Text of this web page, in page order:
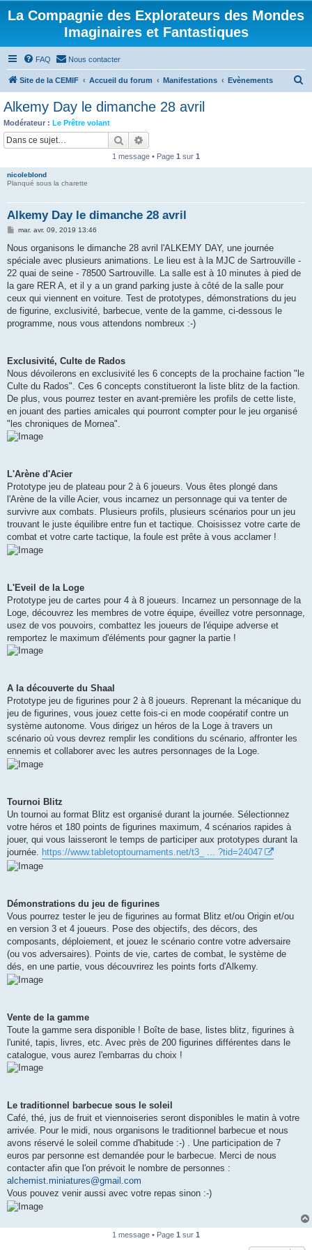
La Compagnie des Explorateurs des Mondes
Imaginaires et Fantastiques
FAQ Nous contacter
Site de la CEMIF Accueil du forum Manifestations Evènements
Alkemy Day le dimanche 28 avril
Modérateur : Le Prêtre volant
Rechercher
1 message • Page 1 sur 1
nicoleblond
Planqué sous la charette
Alkemy Day le dimanche 28 avril
M
s
a
g
mar. avr. 09, 2019 13:46
Nous organisons le dimanche 28 avril l'ALKEMY DAY, une journée
spéciale avec plusieurs animations. Le lieu est à la MJC de Sartrouville -
22 quai de seine - 78500 Sartrouville. La salle est à 10 minutes à pied de
la gare RER A, et il y a un grand parking juste à côté de la salle pour
ceux qui viennent en voiture. Test de prototypes, démonstrations du jeu
de figurine, exclusivité, barbecue, vente de la gamme, ci-dessous le
programme, nous vous attendons nombreux :-)
Exclusivité, Culte de Rados
Nous dévoilerons en exclusivité les 6 concepts de la prochaine faction "le
Culte du Rados". Ces 6 concepts constitueront la liste blitz de la faction.
De plus, vous pourrez tester en avant-première les profils de cette liste,
en jouant des parties amicales qui pourront compter pour le jeu organisé
"les chroniques de Mornea".
L'Arène d'Acier
Prototype jeu de plateau pour 2 à 6 joueurs. Vous êtes plongé dans
l'Arène de la ville Acier, vous incarnez un personnage qui va tenter de
survivre aux combats. Plusieurs profils, plusieurs scénarios pour un jeu
trouvant le juste équilibre entre fun et tactique. Choisissez votre carte de
combat et votre carte tactique, la foule est prête à vous acclamer !
L'Eveil de la Loge
Prototype jeu de cartes pour 4 à 8 joueurs. Incarnez un personnage de la
Loge, découvrez les membres de votre équipe, éveillez votre personnage,
usez de vos pouvoirs, combattez les joueurs de l'équipe adverse et
remportez le maximum d'éléments pour gagner la partie !
A la découverte du Shaal
Prototype jeu de figurines pour 2 à 8 joueurs. Reprenant la mécanique du
jeu de figurines, vous jouez cette fois-ci en mode coopératif contre un
système autonome. Vous dirigez un héros de la Loge à travers un
scénario où vous devrez remplir les conditions du scénario, affronter les
ennemis et collaborer avec les autres personnages de la Loge.
Tournoi Blitz
Un tournoi au format Blitz est organisé durant la journée. Sélectionnez
votre héros et 180 points de figurines maximum, 4 scénarios rapides à
jouer, qui vous laisseront le temps de participer aux prototypes durant la
journée.
https://www.tabletoptournaments.net/t3_ ... ?tid=24047
Démonstrations du jeu de figurines
Vous pourrez tester le jeu de figurines au format Blitz et/ou Origin et/ou
en version 3 et 4 joueurs. Pose des objectifs, des décors, des
composants, déploiement, et jouez le scénario contre votre adversaire
(ou vos adversaires). Points de vie, cartes de combat, le système de
dés, en une partie, vous découvrirez les points forts d'Alkemy.
Vente de la gamme
Toute la gamme sera disponible ! Boîte de base, listes blitz, figurines à
l'unité, tapis, livres, etc. Avec près de 200 figurines différentes dans le
catalogue, vous aurez l'embarras du choix !
Le traditionnel barbecue sous le soleil
Café, thé, jus de fruit et viennoiseries seront disponibles le matin à votre
arrivée. Pour le midi, nous organisons le traditionnel barbecue et nous
avons réservé le soleil comme d'habitude :-) . Une participation de 7
euros par personne est demandée pour le barbecue. Merci de nous
contacter afin que l'on prévoit le nombre de personnes :
alchemist.miniatures@gmail.com
Vous pouvez venir aussi avec votre repas sinon :-)
1 message • Page 1 sur 1